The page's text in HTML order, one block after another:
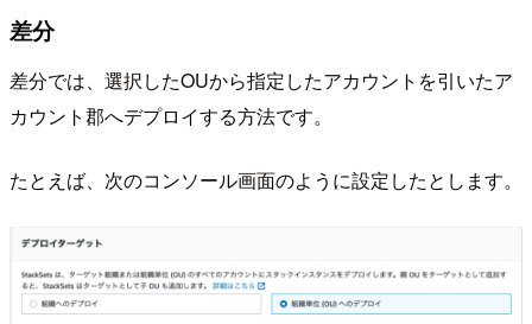
差分
差分では、選択したOUから指定したアカウントを引いたア
カウント郡へデプロイする方法です。
たとえば、次のコンソール画面のように設定したとします。